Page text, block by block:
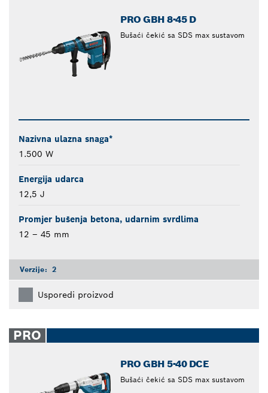
PRO GBH 8-45 D
Bušaći čekić sa SDS max sustavom
Nazivna ulazna snaga*
1.500 W
Energija udarca
12,5 J
Promjer bušenja betona, udarnim svrdlima
12 – 45 mm
Verzije: 2
Usporedi proizvod
PRO
PRO GBH 5-40 DCE
Bušaći čekić sa SDS max sustavom